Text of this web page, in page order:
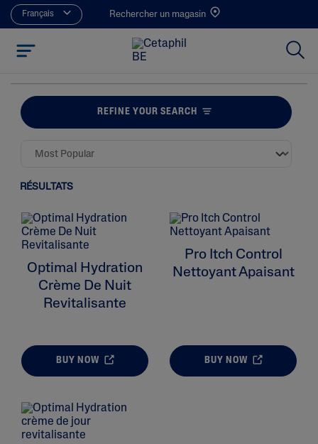
Français Rechercher un magasin
REFINE YOUR SEARCH
RÉSULTATS
ALL FILTERS
Moisturizers
Optimal Hydration
Crème De Nuit
Revitalisante
BUY NOW
Pro Itch Control
Nettoyant Apaisant
BUY NOW